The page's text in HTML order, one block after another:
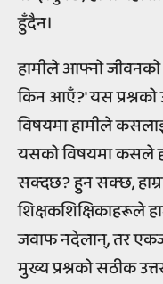
हुँदैन।
हामीले आफ्नो जीवनको
किन आएँ?' यस प्रश्नको
विषयमा हामीले
यसको विषयमा कसले
सक्दछ? हुन सक्छ,
शिक्षकशिक्षिकाहरूले
जवाफ नदेलान्, तर
मुख्य प्रश्नको सठीक